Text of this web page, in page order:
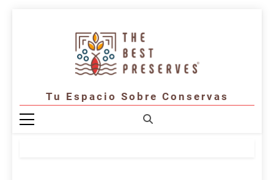
Tu Espacio Sobre Conservas